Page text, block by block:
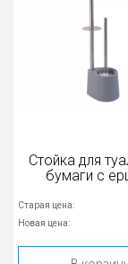
Стойка для
бумаги с
Старая цена:
Новая цена: